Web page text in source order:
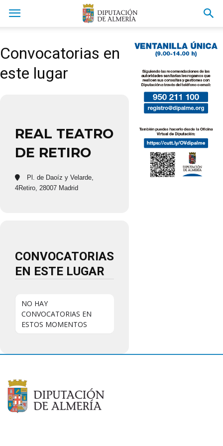
Convocatorias en
este lugar
REAL TEATRO
DE RETIRO
Pl. de Daoíz y Velarde,
4Retiro, 28007 Madrid
CONVOCATORIAS
EN ESTE LUGAR
NO HAY
CONVOCATORIAS EN
ESTOS MOMENTOS